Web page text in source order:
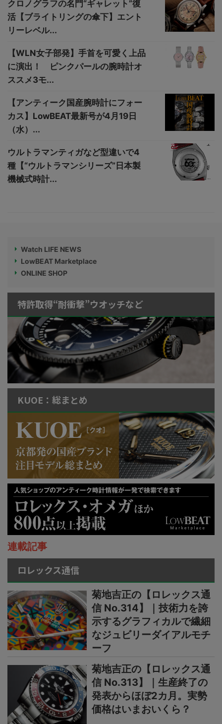
クロノグラフの名門“ギャレット”復
活【ブライトリングの傘下】エント
リーレベル...
【WLN女子部発】手首を可愛く上品
に演出！ ピンクパールの腕時計オ
ススメ3モ...
【アンティーク国産腕時計にフォー
カス】LowBEAT最新号が4月19日
（水）...
ウルトラマンティガなど型違いで4
種【“ウルトラマンシリーズ”日本製
機械式時計...
Watch LIFE NEWS
LowBEAT Marketplace
ONLINE SHOP
特許取得“耐衝撃”ウオッチなど
KUOE：総まとめ
連載記事
ロレックス通信
菊地吉正の【ロレックス通
信 No.314】｜技術力を誇
示するグラフィカルで繊細
なジュビリーダイアルモチ
ーフ
菊地吉正の【ロレックス通
信 No.313】｜生産終了の
発表からほぼ2カ月。実勢
価格はいまおいくら？